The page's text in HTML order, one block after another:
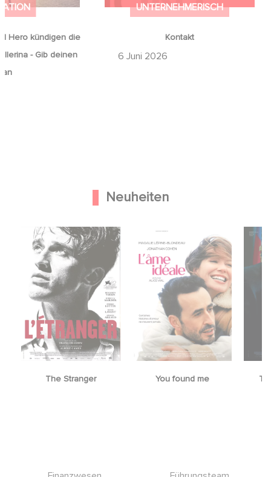
Hero kündigen die
- Gib deinen
an
UNTERNEHMERISCH
Kontakt
6 Juni 2026
Neuheiten
The Stranger You found me